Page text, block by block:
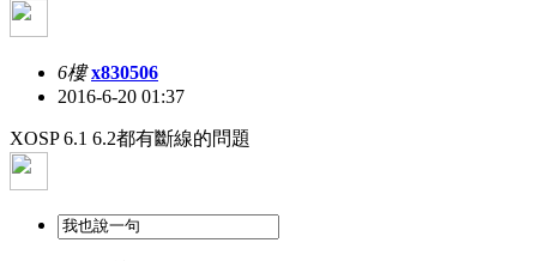
6樓 x830506
2016-6-20 01:37
XOSP 6.1 6.2都有斷線的問題